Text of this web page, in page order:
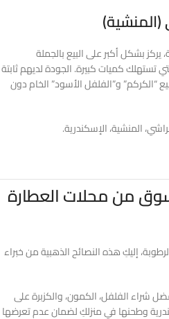
بشكل أكبر على البيع بالجملة
تستهلك كميات كبيرة. الجودة لديهم ثابتة
“الكركم” و”الفلفل الأسود” الخام دون
من محلات العطارة
إليكِ هذه النصائح الذهبية من خبراء
شراء الفلفل، الكمون، والكزبرة على
وطحنها في منزلكِ لضمان عدم تعرضها